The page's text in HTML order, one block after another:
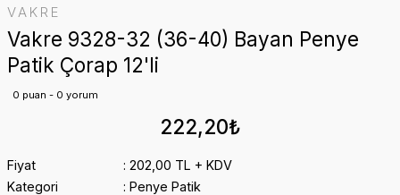
VAKRE
Vakre 9328-32 (36-40) Bayan Penye
Patik Çorap 12'li
0 puan - 0 yorum
222,20₺
Fiyat
202,00 TL + KDV
Kategori
Penye Patik